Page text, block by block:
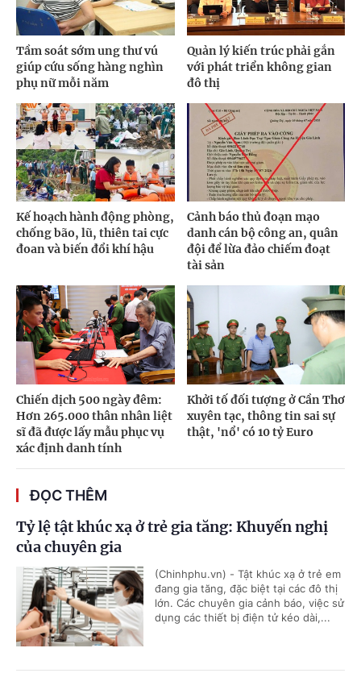
Tầm soát sớm ung thư vú
giúp cứu sống hàng nghìn
phụ nữ mỗi năm
Quản lý kiến trúc phải gắn
với phát triển không gian
đô thị
Kế hoạch hành động phòng,
chống bão, lũ, thiên tai cực
đoan và biến đổi khí hậu
Cảnh báo thủ đoạn mạo
danh cán bộ công an, quân
đội để lừa đảo chiếm đoạt
tài sản
Chiến dịch 500 ngày đêm:
Hơn 265.000 thân nhân liệt
sĩ đã được lấy mẫu phục vụ
xác định danh tính
Khởi tố đối tượng ở Cần Thơ
xuyên tạc, thông tin sai sự
thật, 'nổ' có 10 tỷ Euro
ĐỌC THÊM
Tỷ lệ tật khúc xạ ở trẻ gia tăng: Khuyến nghị
của chuyên gia
(Chinhphu.vn) - Tật khúc xạ ở trẻ em
đang gia tăng, đặc biệt tại các đô thị
lớn. Các chuyên gia cảnh báo, việc sử
dụng các thiết bị điện tử kéo dài,...